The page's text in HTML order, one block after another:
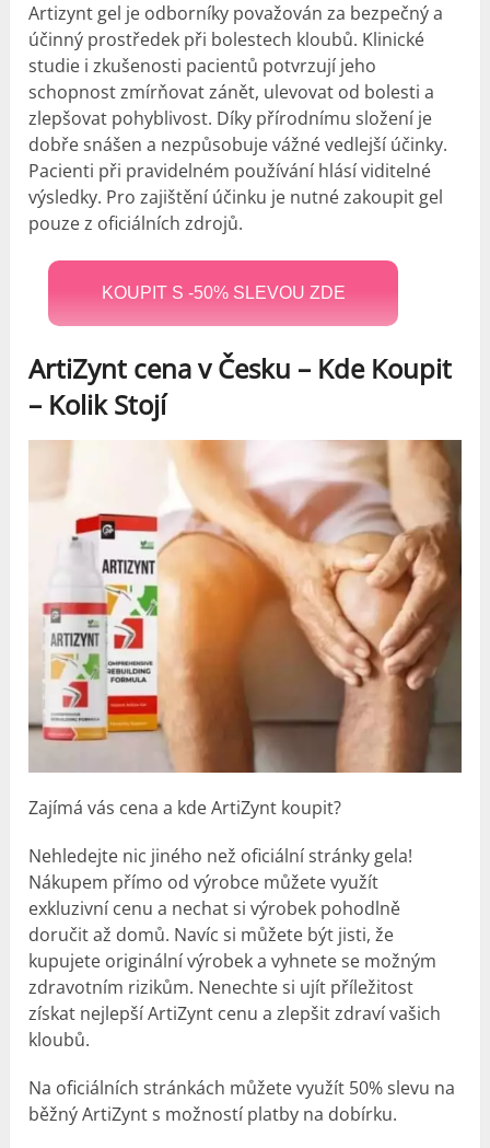
Artizynt gel je odborníky považován za bezpečný a
účinný prostředek při bolestech kloubů. Klinické
studie i zkušenosti pacientů potvrzují jeho
schopnost zmírňovat zánět, ulevovat od bolesti a
zlepšovat pohyblivost. Díky přírodnímu složení je
dobře snášen a nezpůsobuje vážné vedlejší účinky.
Pacienti při pravidelném používání hlásí viditelné
výsledky. Pro zajištění účinku je nutné zakoupit gel
pouze z oficiálních zdrojů.
KOUPIT S -50% SLEVOU ZDE
ArtiZynt cena v Česku – Kde Koupit
– Kolik Stojí
Zajímá vás cena a kde ArtiZynt koupit?
Nehledejte nic jiného než oficiální stránky gela!
Nákupem přímo od výrobce můžete využít
exkluzivní cenu a nechat si výrobek pohodlně
doručit až domů. Navíc si můžete být jisti, že
kupujete originální výrobek a vyhnete se možným
zdravotním rizikům. Nenechte si ujít příležitost
získat nejlepší ArtiZynt cenu a zlepšit zdraví vašich
kloubů.
Na oficiálních stránkách můžete využít 50% slevu na
běžný ArtiZynt s možností platby na dobírku.